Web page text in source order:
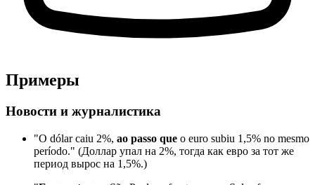
Примеры
Новости и журналистика
"O dólar caiu 2%, ao passo que o euro subiu 1,5% no mesmo
período." (Доллар упал на 2%, тогда как евро за тот же
период вырос на 1,5%.)